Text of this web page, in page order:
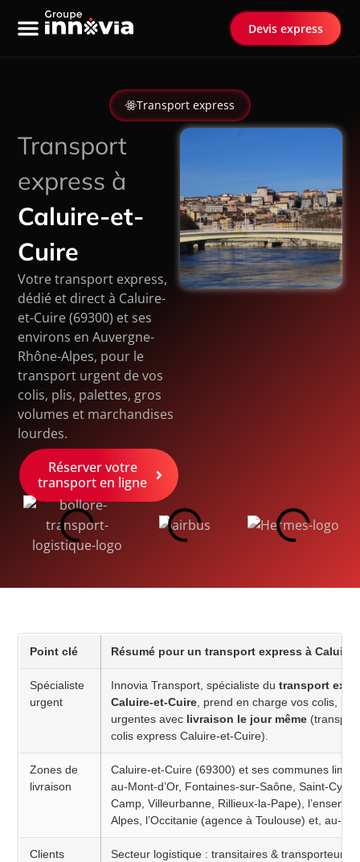
Devis express
Transport express
Transport
express à
Caluire-et-
Cuire
Votre transport express,
dédié et direct à Caluire-
et-Cuire (69300) et ses
environs en Auvergne-
Rhône-Alpes, pour le
transport urgent de vos
colis, plis, palettes, gros
volumes et marchandises
lourdes.
Réserver votre
transport en ligne
Point clé Résumé pour un transport express à Caluire-
Spécialiste
urgent
Innovia Transport, spécialiste dutransport
Caluire-et-Cuire, prend en charge vos colis,
urgentes avec livraison le jour même
colis express Caluire-et-Cuire).
Zones de
livraison
Caluire-et-Cuire (69300) et ses communes
au-Mont-d’Or, Fontaines-sur-Saône, Saint-Cyr-
Camp, Villeurbanne, Rillieux-la-Pape),
Alpes, l’Occitanie (agence à Toulouse) et, au-
Clients
Secteur logistique : transitaires & transporteurs